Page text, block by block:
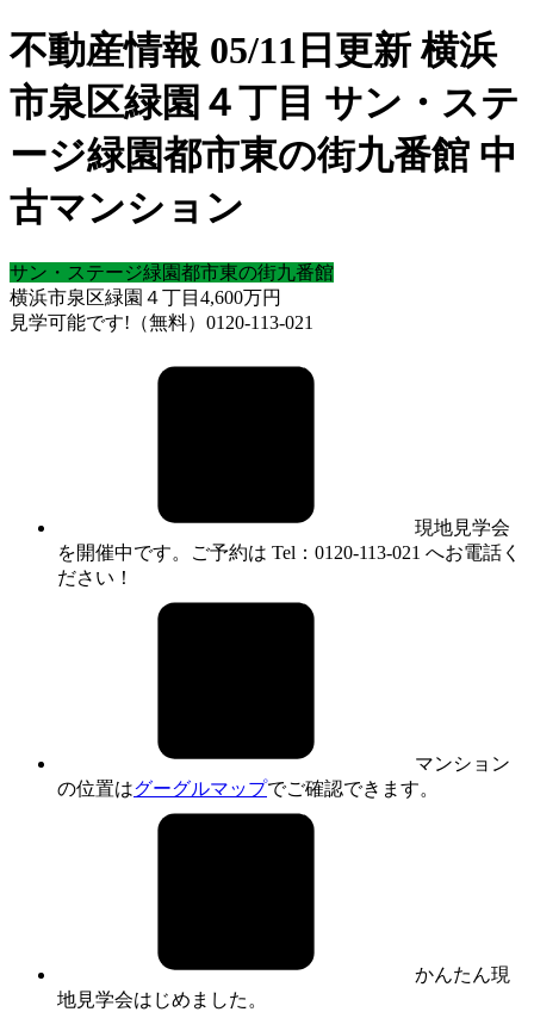
不動産情報 05/11日更新 横浜
市泉区緑園４丁目 サン・ステ
ージ緑園都市東の街九番館 中
古マンション
サン・ステージ緑園都市東の街九番館
横浜市泉区緑園４丁目 4,600万円
見学可能です!（無料）0120-113-021
現地見学会
を開催中です。ご予約は Tel：0120-113-021 へお電話く
ださい！
マンション
の位置はグーグルマップでご確認できます。
かんたん現
地見学会はじめました。